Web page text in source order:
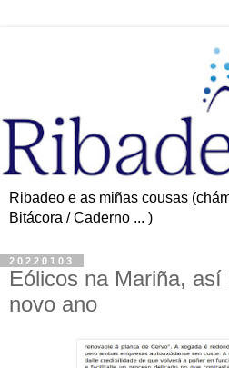
Ribadeo e as miñas cousas
Bitácora / Caderno ... )
20220103
Eólicos na Mariña,
novo ano